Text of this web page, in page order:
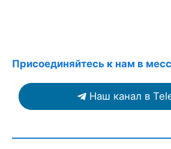
Присоединяйтесь к нам в
Наш канал в